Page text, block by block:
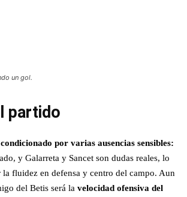
un gol.
partido
por varias ausencias sensibles:
y Galarreta y Sancet son dudas reales, lo
la fluidez en defensa y centro del campo. Aun
del Betis será la velocidad ofensiva del